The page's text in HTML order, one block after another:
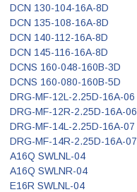
DCN 130-104-16A-8D
DCN 135-108-16A-8D
DCN 140-112-16A-8D
DCN 145-116-16A-8D
DCNS 160-048-160B-3D
DCNS 160-080-160B-5D
DRG-MF-12L-2.25D-16A-06
DRG-MF-12R-2.25D-16A-06
DRG-MF-14L-2.25D-16A-07
DRG-MF-14R-2.25D-16A-07
A16Q SWLNL-04
A16Q SWLNR-04
E16R SWLNL-04